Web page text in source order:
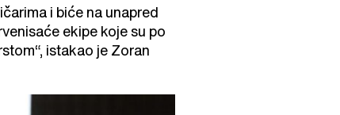
i biće na unapred
ekipe koje su po
istakao je Zoran